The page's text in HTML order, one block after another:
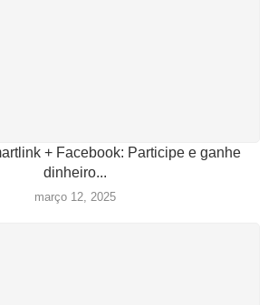
+ Facebook: Participe e ganhe
dinheiro...
março 12, 2025